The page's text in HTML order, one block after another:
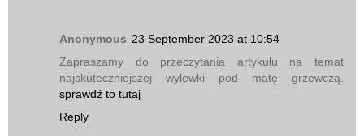
Anonymous 23 September 2023 at 10:54
Zapraszamy do przeczytania artykułu na temat
najskuteczniejszej wylewki pod matę grzewczą.
sprawdź to tutaj
Reply